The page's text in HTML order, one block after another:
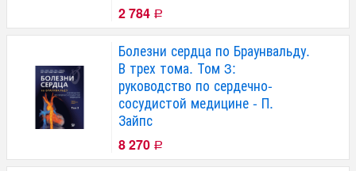
2 784 Р
Болезни сердца по Браунвальду.
В трех тома. Том 3:
руководство по сердечно-
сосудистой медицине - П.
Зайпс
8 270 Р